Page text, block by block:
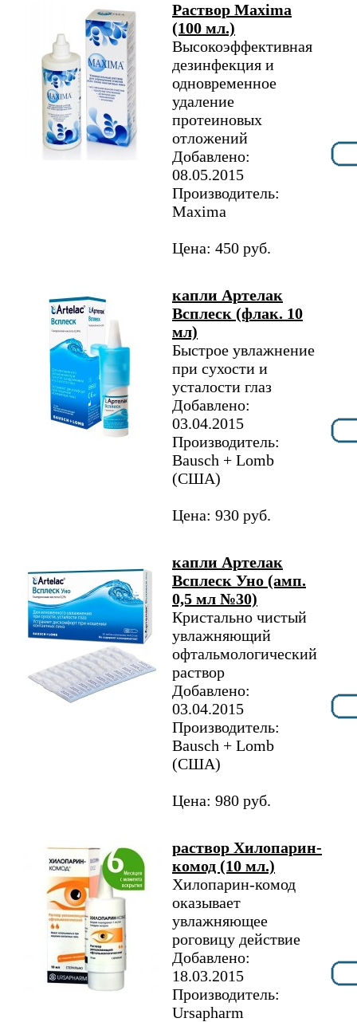
Раствор Maxima
(100 мл.)
Высокоэффективная
дезинфекция и
одновременное
удаление
протеиновых
отложений
Добавлено:
08.05.2015
Производитель:
Maxima
Цена: 450 руб.
капли Артелак
Всплеск (флак. 10
мл)
Быстрое увлажнение
при сухости и
усталости глаз
Добавлено:
03.04.2015
Производитель:
Bausch + Lomb
(США)
Цена: 930 руб.
капли Артелак
Всплеск Уно (амп.
0,5 мл №30)
Кристально чистый
увлажняющий
офтальмологический
раствор
Добавлено:
03.04.2015
Производитель:
Bausch + Lomb
(США)
Цена: 980 руб.
раствор Хилопарин-
комод (10 мл.)
Хилопарин-комод
оказывает
увлажняющее
роговицу действие
Добавлено:
18.03.2015
Производитель:
Ursapharm